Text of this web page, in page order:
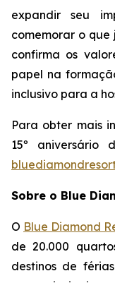
expandir seu
comemorar o
confirma os
papel na
inclusivo para a
Para obter mais
15º aniversário
Sobre o Blue
O Blue Diamond
de 20.000
destinos de